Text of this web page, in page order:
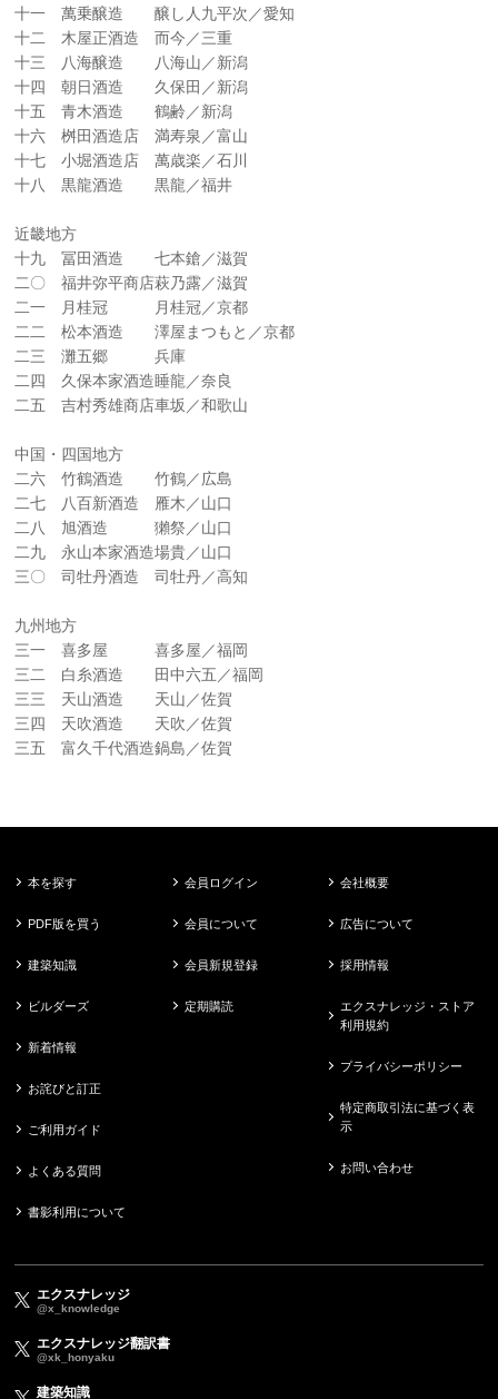
十一 萬乗醸造 醸し人九平次／愛知
十二 木屋正酒造 而今／三重
十三 八海醸造 八海山／新潟
十四 朝日酒造 久保田／新潟
十五 青木酒造 鶴齢／新潟
十六 桝田酒造店 満寿泉／富山
十七 小堀酒造店 萬歳楽／石川
十八 黒龍酒造 黒龍／福井
近畿地方
十九 冨田酒造 七本鎗／滋賀
二〇 福井弥平商店萩乃露／滋賀
二一 月桂冠 月桂冠／京都
二二 松本酒造 澤屋まつもと／京都
二三 灘五郷 兵庫
二四 久保本家酒造睡龍／奈良
二五 吉村秀雄商店車坂／和歌山
中国・四国地方
二六 竹鶴酒造 竹鶴／広島
二七 八百新酒造 雁木／山口
二八 旭酒造 獺祭／山口
二九 永山本家酒造場貴／山口
三〇 司牡丹酒造 司牡丹／高知
九州地方
三一 喜多屋 喜多屋／福岡
三二 白糸酒造 田中六五／福岡
三三 天山酒造 天山／佐賀
三四 天吹酒造 天吹／佐賀
三五 富久千代酒造鍋島／佐賀
本を探す
PDF版を買う
建築知識
ビルダーズ
新着情報
お詫びと訂正
ご利用ガイド
よくある質問
書影利用について
会員ログイン
会員について
会員新規登録
定期購読
会社概要
広告について
採用情報
エクスナレッジ・ストア
利用規約
プライバシーポリシー
特定商取引法に基づく表
示
お問い合わせ
エクスナレッジ
@x_knowledge
エクスナレッジ翻訳書
@xk_honyaku
建築知識